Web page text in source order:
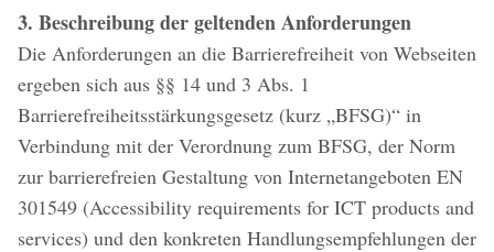
3. Beschreibung der geltenden Anforderungen
Die Anforderungen an die Barrierefreiheit von Webseiten
ergeben sich aus §§ 14 und 3 Abs. 1
Barrierefreiheitsstärkungsgesetz (kurz „BFSG)“ in
Verbindung mit der Verordnung zum BFSG, der Norm
zur barrierefreien Gestaltung von Internetangeboten EN
301549 (Accessibility requirements for ICT products and
services) und den konkreten Handlungsempfehlungen der